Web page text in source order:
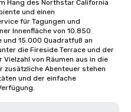
Hang des Northstar California
und einen
für Tagungen und
Innenfläche von 10.850
15.000 Quadratfuß an
die Fireside Terrace und der
Vielzahl von Räumen aus in die
zusätzliche Abenteuer stehen
und der einfache